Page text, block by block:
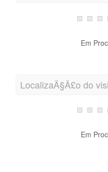
Em
LocalizaÃ§Ã£o do
Em